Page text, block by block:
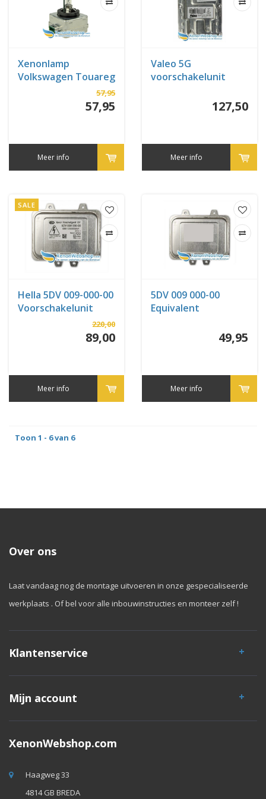
Xenonlamp
Volkswagen Touareg
04-2010 tot heden57,95
57,95
Meer info
Valeo 5G
voorschakelunit
127,50
Meer info
SALE
Hella 5DV 009-000-00
Voorschakelunit
220,00
89,00
Meer info
5DV 009 000-00
Equivalent
49,95
Meer info
Toon 1 - 6 van 6
Over ons
Laat vandaag nog de montage uitvoeren in onze gespecialiseerde
werkplaats . Of bel voor alle inbouwinstructies en monteer zelf !
Klantenservice
Mijn account
XenonWebshop.com
Haagweg 33
4814 GB BREDA